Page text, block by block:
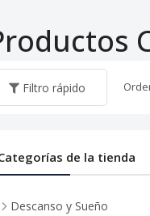
Filtro rápido
de la tienda
Descanso y Sueño